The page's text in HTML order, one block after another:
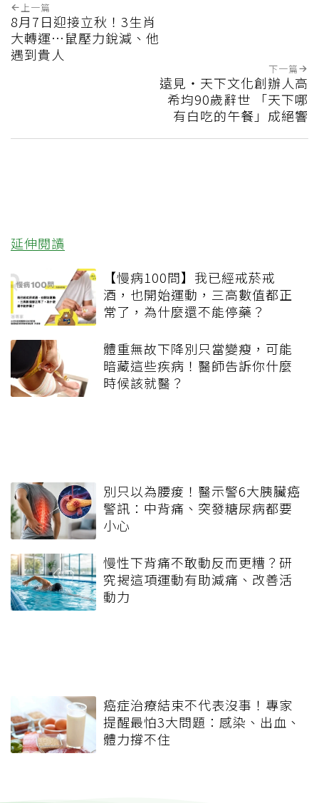
上一篇
8月7日迎接立秋！3生肖
大轉運…鼠壓力銳減、他
遇到貴人
下一篇
遠見‧天下文化創辦人高
希均90歲辭世 「天下哪
有白吃的午餐」成絕響
延伸閱讀
【慢病100問】我已經戒菸戒
酒，也開始運動，三高數值都正
常了，為什麼還不能停藥？
體重無故下降別只當變瘦，可能
暗藏這些疾病！醫師告訴你什麼
時候該就醫？
別只以為腰痠！醫示警6大胰臟癌
警訊：中背痛、突發糖尿病都要
小心
慢性下背痛不敢動反而更糟？研
究揭這項運動有助減痛、改善活
動力
癌症治療結束不代表沒事！專家
提醒最怕3大問題：感染、出血、
體力撐不住